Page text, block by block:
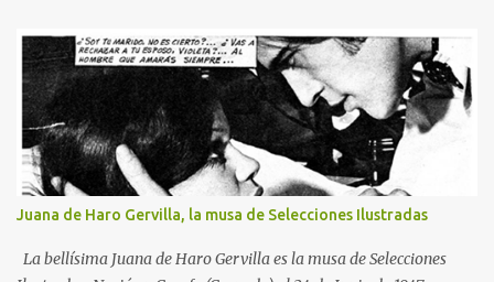
general al mundo del café apoyada en material audiovisual
seleccionado. El profesor es Santiago Lascasas, actual director
gerente de El Criollo. Temas Teórico •Café Verde: Introducción,
botánica, arábica vs robusta, cultivo, la cereza, recolección y
beneficiado. •Comercio del Café Verde: Principales países,
producto, café verde, tueste de café y torrefacto. •Café Tostado.
•Cafeína y Descafeinado. •El Café en Hostelería. Café Espresso,
mezcla de café, el agua, temperatura y presión, el molino, la crema,
la taza, resumen. •¿Qué es un barista? Visualización del vídeo del
Juana de Haro Gervilla, la musa de Selecciones Ilustradas
La bellísima Juana de Haro Gervilla es la musa de Selecciones